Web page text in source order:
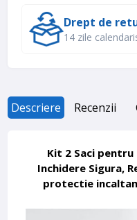
Drept de
14 zile
Descriere Recenzii
Kit 2 Saci
Inchidere Sigura,
protectie